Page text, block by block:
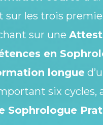
sur les trois
sur une
en
longue
six cycles,
Sophrologue